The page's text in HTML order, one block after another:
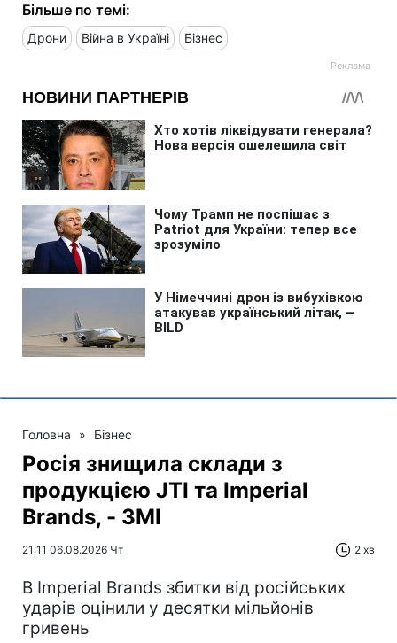
Більше по темі:
Дрони Війна в Україні Бізнес
Головна » Бізнес
Росія знищила склади з
продукцією JTI та Imperial
Brands, - ЗМІ
21:11 06.08.2026 Чт 2 хв
В Imperial Brands збитки від російських
ударів оцінили у десятки мільйонів
гривень